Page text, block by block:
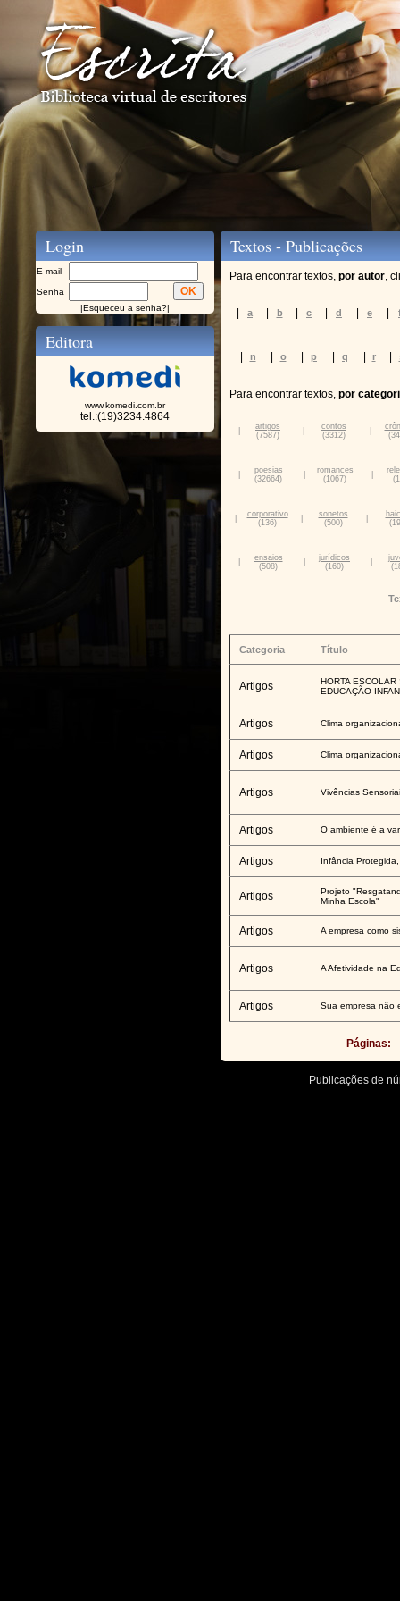
Login
E-mail
Senha
|Esqueceu a senha?|
Editora
www.komedi.com.br
tel.:(19)3234.4864
Textos - Publicações
Para encontrar textos, por autor,
a b c d e
n o p q r
Para encontrar textos, por
artigos
(7587)
contos
(3312)
poesias
(32664)
romances
(1067)
corporativo
(136)
sonetos
(500)
ensaios
(508)
jurídicos
(160)
Categoria Título
Artigos
HORTA
EDUCAÇÃO
Artigos Clima
Artigos Clima
Artigos Vivências
Artigos O ambiente é a
Artigos Infância
Artigos
Projeto
Minha Escola"
Artigos A empresa como
Artigos A Afetividade na
Artigos Sua empresa não
Páginas:
Publicações de